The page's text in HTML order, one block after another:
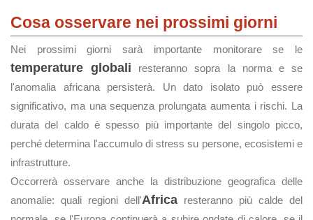
Cosa osservare nei prossimi giorni
Nei prossimi giorni sarà importante monitorare se le
temperature globali resteranno sopra la norma e se
l'anomalia africana persisterà. Un dato isolato può essere
significativo, ma una sequenza prolungata aumenta i rischi. La
durata del caldo è spesso più importante del singolo picco,
perché determina l'accumulo di stress su persone, ecosistemi e
infrastrutture.
Occorrerà osservare anche la distribuzione geografica delle
anomalie: quali regioni dell'Africa resteranno più calde del